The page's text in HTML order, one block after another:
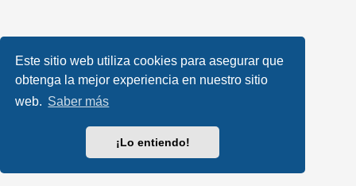
Este sitio web utiliza cookies para asegurar que
obtenga la mejor experiencia en nuestro sitio
web. Saber más
¡Lo entiendo!